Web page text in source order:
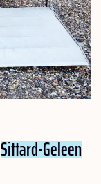
Sittard-Geleen